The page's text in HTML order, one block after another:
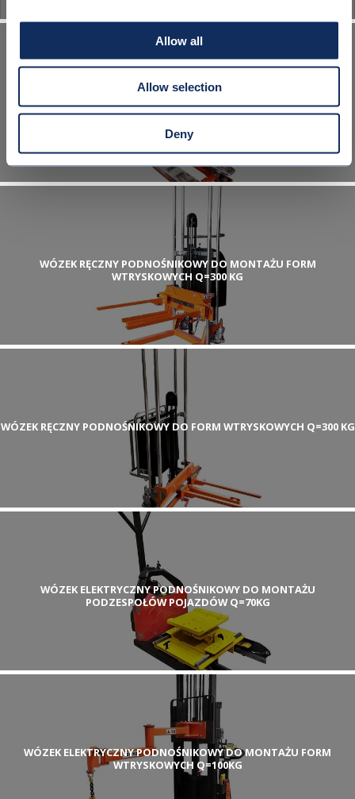
Allow all
Allow selection
Deny
WÓZEK RĘCZNY PODNOŚNIKOWY DO MONTAŻU KRĘGÓW Q=230KG
WÓZEK RĘCZNY PODNOŚNIKOWY DO MONTAŻU FORM
WTRYSKOWYCH Q=300 KG
WÓZEK RĘCZNY PODNOŚNIKOWY DO FORM WTRYSKOWYCH Q=300 KG
WÓZEK ELEKTRYCZNY PODNOŚNIKOWY DO MONTAŻU
PODZESPOŁÓW POJAZDÓW Q=70KG
WÓZEK ELEKTRYCZNY PODNOŚNIKOWY DO MONTAŻU FORM
WTRYSKOWYCH Q=100KG